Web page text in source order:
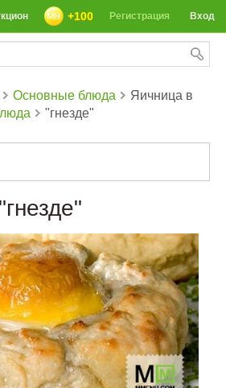
Вход
Регистрация
+100
Основные блюда
Яичница в
"гнезде"